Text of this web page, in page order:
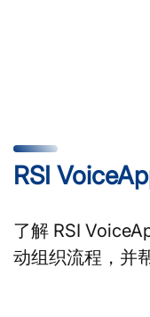
RSI
了解 RSI
动组织流程，并